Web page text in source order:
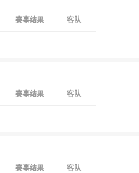
赛事结果 客队
赛事结果 客队
赛事结果 客队